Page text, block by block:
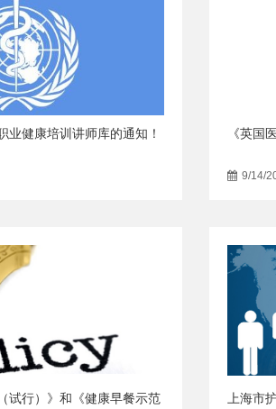
业健康培训讲师库的通知！ 《英国
9/14/
试行）》和《健康早餐示范
上海市